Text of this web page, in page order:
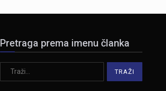
Pretraga prema imenu članka